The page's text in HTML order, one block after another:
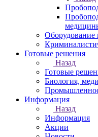
Оборудование
Готовые решения
Назад
Готовые
Биология,
Информация
Назад
Информация
Акции